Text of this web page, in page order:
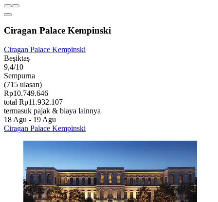
Ciragan Palace Kempinski
Ciragan Palace Kempinski
Beşiktaş
9,4/10
Sempurna
(715 ulasan)
Rp10.749.646
total Rp11.932.107
termasuk pajak & biaya lainnya
18 Agu - 19 Agu
Ciragan Palace Kempinski